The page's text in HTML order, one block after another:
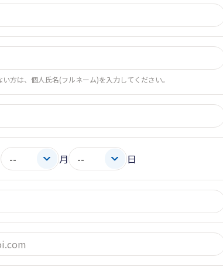
方は、個人氏名(フルネーム)を入力してください。
月 日